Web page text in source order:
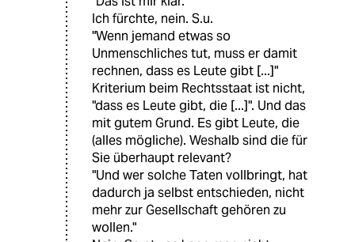
Ich fürchte, nein. S.u.
"Wenn jemand etwas so
Unmenschliches tut, muss er damit
rechnen, dass es Leute gibt [...]"
Kriterium beim Rechtsstaat ist nicht,
"dass es Leute gibt, die [...]". Und das
mit gutem Grund. Es gibt Leute, die
(alles mögliche). Weshalb sind die für
Sie überhaupt relevant?
"Und wer solche Taten vollbringt, hat
dadurch ja selbst entschieden, nicht
mehr zur Gesellschaft gehören zu
wollen."